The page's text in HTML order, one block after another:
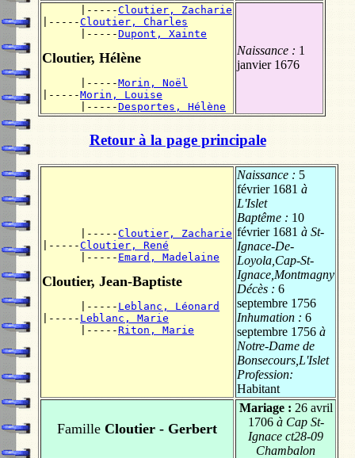
      |-----
Cloutier, Zacharie
|-----Cloutier, Charles
      |-----
Dupont, Xainte
Cloutier, Hélène
      |-----
Morin, Noël
|-----Morin, Louise
      |-----
Desportes, Hélène
Naissance : 1
janvier 1676
Retour à la page principale
      |-----
Cloutier, Zacharie
|-----Cloutier, René
      |-----
Emard, Madelaine
Cloutier, Jean-Baptiste
      |-----
Leblanc, Léonard
|----- Leblanc, Marie
      |-----
Riton, Marie
Naissance : 5
février 1681 à
L'Islet
Baptême : 10
février 1681 à St-
Ignace-De-
Loyola,Cap-St-
Ignace,Montmagny
Décès : 6
septembre 1756
Inhumation : 6
septembre 1756 à
Notre-Dame de
Bonsecours,L'Islet
Profession:
Habitant
Famille Cloutier - Gerbert
Mariage : 26 avril
1706à Cap St-
Ignace ct28-09
Chambalon